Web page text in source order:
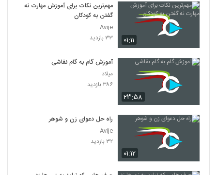
۰۱:۱۱
مهم‌ترین نکات برای آموزش مهارت نه
گفتن به کودکان
Avije
۳۳ بازدید
۲۳:۵۸
آموزش گام به گام نقاشی
میلاد
۳۸۶ بازدید
۰۱:۱۲
راه حل دعوای زن و شوهر
Avije
۳۲ بازدید